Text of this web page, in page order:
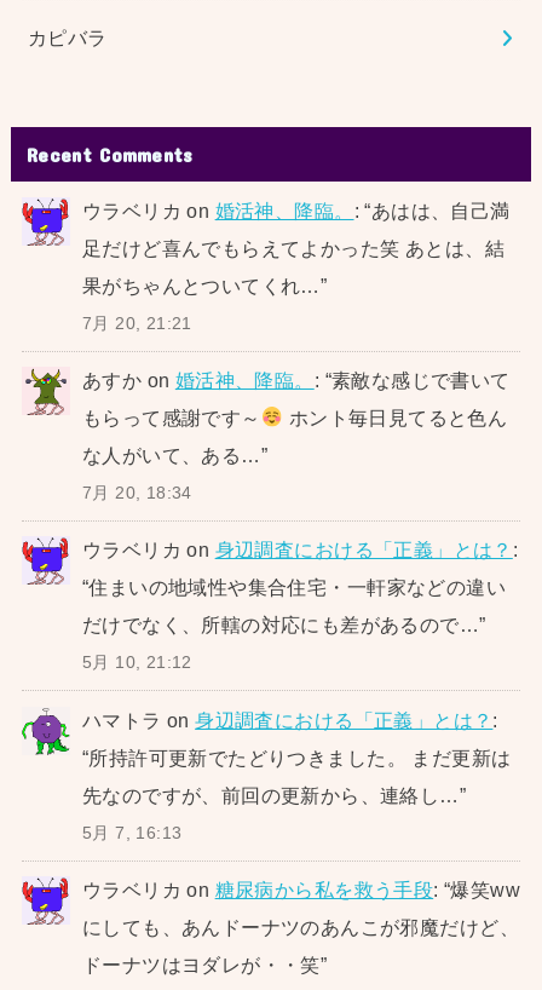
カピバラ
Recent Comments
ウラベリカ on 婚活神、降臨。 : “あはは、自己満
足だけど喜んでもらえてよかった笑 あとは、結
果がちゃんとついてくれ… ”
7月 20, 21:21
あすか on 婚活神、降臨。 : “素敵な感じで書いて
もらって感謝です～
ホント毎日見てると色ん
な人がいて、ある…”
7月 20, 18:34
ウラベリカ on 身辺調査における「正義」とは？ :
“住まいの地域性や集合住宅・一軒家などの違い
だけでなく、所轄の対応にも差があるので…”
5月 10, 21:12
ハマトラ on身辺調査における「正義」とは？ :
“所持許可更新でたどりつきました。 まだ更新は
先なのですが、前回の更新から、連絡し…”
5月 7, 16:13
ウラベリカ on 糖尿病から私を救う手段: “爆笑ww
にしても、あんドーナツのあんこが邪魔だけど、
ドーナツはヨダレが・・笑”